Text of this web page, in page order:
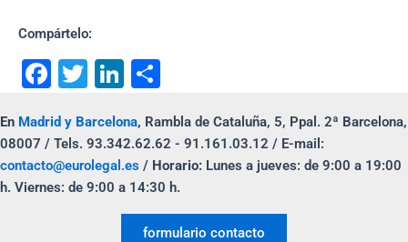
Compártelo:
F
c
e
b
T
tt
er
Li
k
e
dI
n
m
p
ar
tir
En Madrid y Barcelona, Rambla de Cataluña, 5, Ppal. 2ª Barcelona,
08007 / Tels. 93.342.62.62 - 91.161.03.12 / E-mail:
contacto@eurolegal.es / Horario: Lunes a jueves: de 9:00 a 19:00
h. Viernes: de 9:00 a 14:30 h.
formulario contacto